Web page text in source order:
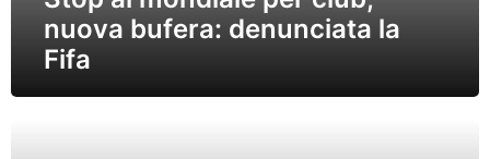
nuova bufera: denunciata la
Fifa